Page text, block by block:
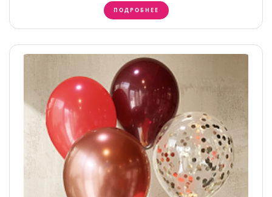
ПОДРОБНЕЕ